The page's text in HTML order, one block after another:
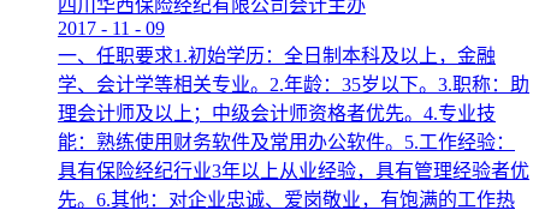
四川华西保险经纪有限公司会计主办
2017 - 11 - 09
一、任职要求1.初始学历：全日制本科及以上，金融
学、会计学等相关专业。2.年龄：35岁以下。3.职称：助
理会计师及以上；中级会计师资格者优先。4.专业技
能：熟练使用财务软件及常用办公软件。5.工作经验：
具有保险经纪行业3年以上从业经验，具有管理经验者优
先。6.其他：对企业忠诚、爱岗敬业，有饱满的工作热